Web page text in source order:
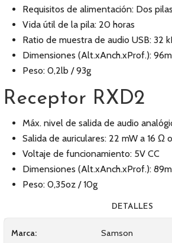
Requisitos de alimentación: Dos
Vida útil de la pila: 20 horas
Ratio de muestra de audio USB: 32
Dimensiones (Alt.xAnch.xProf.):
Peso: 0,2lb / 93g
Receptor RXD2
Máx. nivel de salida de audio
Salida de auriculares: 22 mW a 16 Ω
Voltaje de funcionamiento: 5V CC
Dimensiones (Alt.xAnch.xProf.):
Peso: 0,35oz / 10g
DETALLES
Marca: Samson